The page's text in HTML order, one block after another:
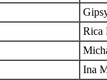
Rica
Ina